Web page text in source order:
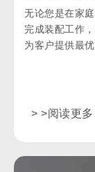
无论您是在家
完成装配工作
为客户提供最
> >阅读更多